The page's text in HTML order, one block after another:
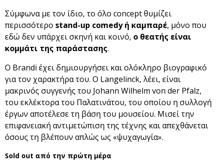
Σύμφωνα με τον ίδιο, το όλο concept θυμίζει
περισσότερο stand-up comedy ή καμπαρέ, μόνο που
εδώ δεν υπάρχει σκηνή και κοινό, ο θεατής είναι
κομμάτι της παράστασης.
Ο Brandi έχει δημιουργήσει και ολόκληρο βιογραφικό
για τον χαρακτήρα του. Ο Langelinck, λέει, είναι
μακρινός συγγενής του Johann Wilhelm von der Pfalz,
του εκλέκτορα του Παλατινάτου, του οποίου η συλλογή
έργων αποτέλεσε τη βάση του μουσείου. Μισεί την
επιφανειακή αντιμετώπιση της τέχνης και απεχθάνεται
όσους τη βλέπουν απλώς ως «ψυχαγωγία».
Sold out από την πρώτη μέρα